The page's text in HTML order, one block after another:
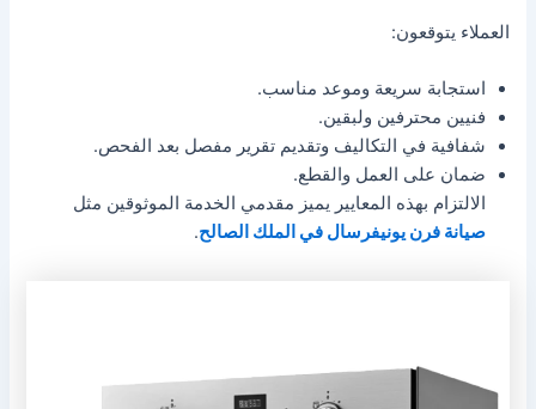
العملاء يتوقعون:
استجابة سريعة وموعد مناسب.
فنيين محترفين ولبقين.
شفافية في التكاليف وتقديم تقرير مفصل بعد الفحص.
ضمان على العمل والقطع.
الالتزام بهذه المعايير يميز مقدمي الخدمة الموثوقين مثل
صيانة فرن يونيفرسال في الملك الصالح.